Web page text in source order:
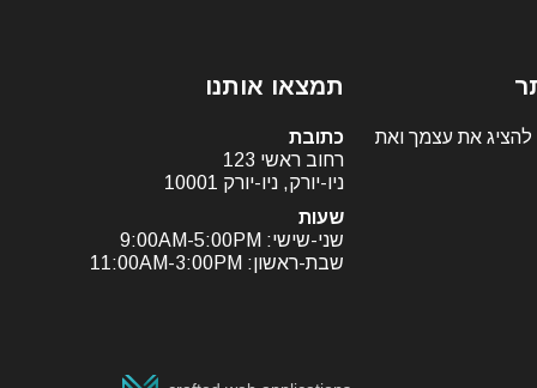
להציג את עצמך ואת
תמצאו אותנו
כתובת
רחוב ראשי 123
ניו-יורק, ניו-יורק 10001
שעות
שני-שישי: 9:00AM-5:00PM
שבת-ראשון: 11:00AM-3:00PM